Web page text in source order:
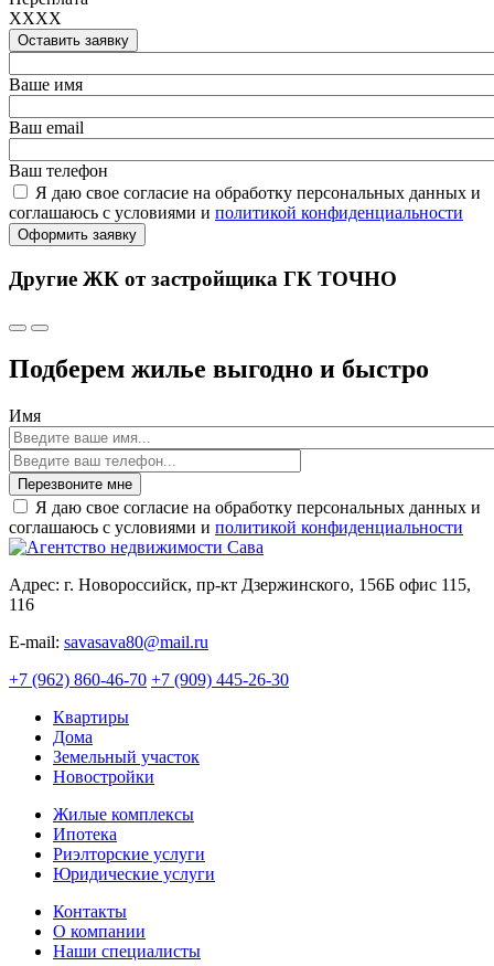
XXXX
Оставить заявку
Ваше имя
Ваш email
Ваш телефон
Я даю свое согласие на обработку персональных данных и
соглашаюсь с условиями и политикой конфиденциальности
Оформить заявку
Другие ЖК от застройщика ГК ТОЧНО
Подберем жилье выгодно и быстро
Имя
Перезвоните мне
Я даю свое согласие на обработку персональных данных и
соглашаюсь с условиями и политикой конфиденциальности
Адрес: г. Новороссийск, пр-кт Дзержинского, 156Б офис 115,
116
E-mail: savasava80@mail.ru
+7 (962) 860-46-70 +7 (909) 445-26-30
Квартиры
Дома
Земельный участок
Новостройки
Жилые комплексы
Ипотека
Риэлторские услуги
Юридические услуги
Контакты
О компании
Наши специалисты